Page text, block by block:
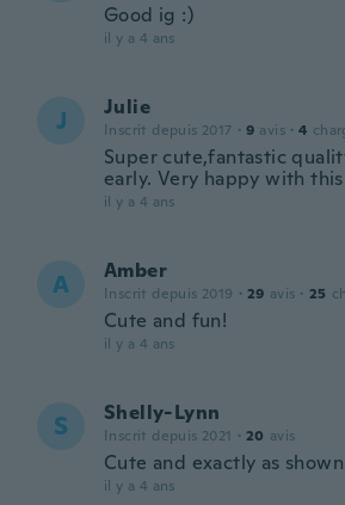
Good ig :)
il y a 4 ans
J Julie
Inscrit depuis 2017 · 9 avis · 4
Super cute,fantastic
early. Very happy with
il y a 4 ans
A Amber
Inscrit depuis 2019 · 29 avis · 25
Cute and fun!
il y a 4 ans
S Shelly-Lynn
Inscrit depuis 2021 · 20 avis
Cute and exactly as
il y a 4 ans